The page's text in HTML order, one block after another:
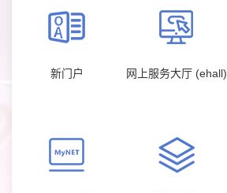
新门户 网上服务大厅 (ehall)